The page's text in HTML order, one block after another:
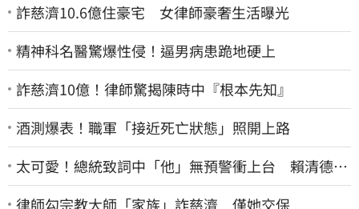
詐慈濟10.6億住豪宅 女律師豪奢生活曝光
精神科名醫驚爆性侵！逼男病患跪地硬上
詐慈濟10億！律師驚揭陳時中『根本先知』
酒測爆表！職軍「接近死亡狀態」照開上路
太可愛！總統致詞中「他」無預警衝上台 賴清德笑
喊：卸任再交棒給你
律師勾宗教大師「家族」詐慈濟 僅她交保